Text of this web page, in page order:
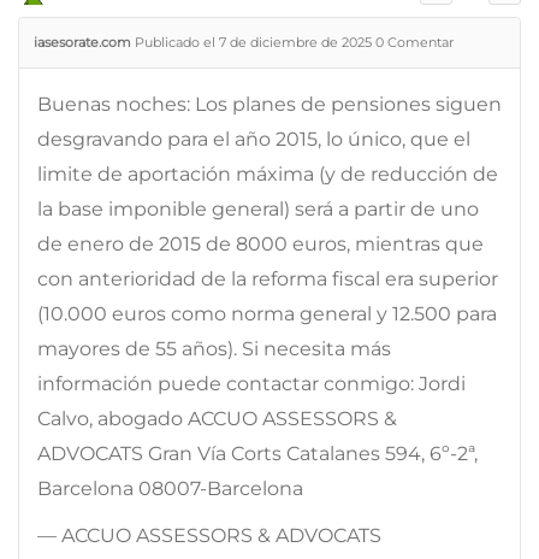
iasesorate.com Publicado el 7 de diciembre de 2025 0 Comentar
Buenas noches: Los planes de pensiones siguen
desgravando para el año 2015, lo único, que el
limite de aportación máxima (y de reducción de
la base imponible general) será a partir de uno
de enero de 2015 de 8000 euros, mientras que
con anterioridad de la reforma fiscal era superior
(10.000 euros como norma general y 12.500 para
mayores de 55 años). Si necesita más
información puede contactar conmigo: Jordi
Calvo, abogado ACCUO ASSESSORS &
ADVOCATS Gran Vía Corts Catalanes 594, 6º-2ª,
Barcelona 08007-Barcelona
— ACCUO ASSESSORS & ADVOCATS